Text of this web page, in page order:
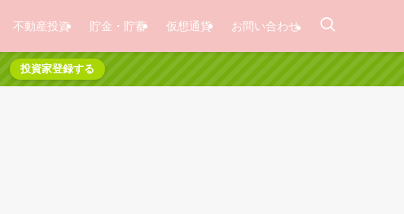
不動産投資 貯金・貯蓄 仮想通貨 お問い合わせ
投資家登録する